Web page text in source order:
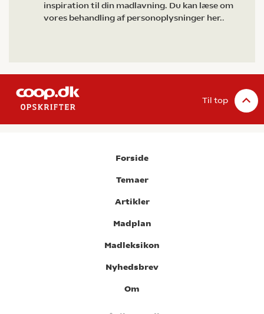
inspiration til din madlavning. Du kan læse om
vores behandling af personoplysninger her..
Til top
Forside
Temaer
Artikler
Madplan
Madleksikon
Nyhedsbrev
Om